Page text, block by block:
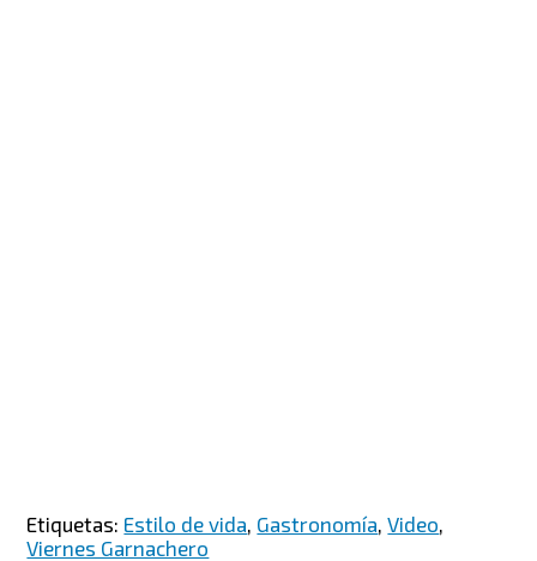
Etiquetas: Estilo de vida Gastronomía ,Video
Viernes Garnachero